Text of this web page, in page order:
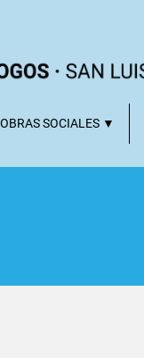
OBRAS SOCIALES ▼